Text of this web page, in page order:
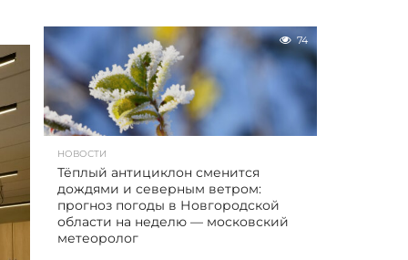
74
НОВОСТИ
Тёплый антициклон сменится
дождями и северным ветром:
прогноз погоды в Новгородской
области на неделю — московский
метеоролог